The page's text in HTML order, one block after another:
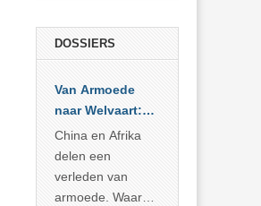
DOSSIERS
Van Armoede
naar Welvaart:
Wat Afrika kan
leren van
China’s
economisch
China en Afrika
delen een
verleden van
armoede. Waar